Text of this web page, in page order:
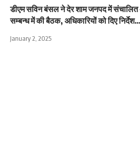
डीएम सविन बंसल ने देर शाम जनपद में
सम्बन्ध में की बैठक, अधिकारियों को दिए निर्देश…
January 2, 2025